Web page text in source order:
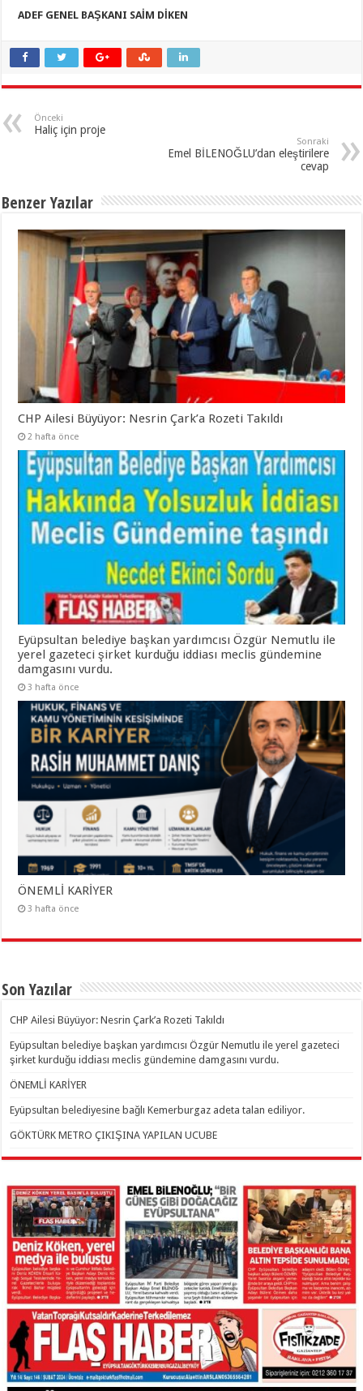
ADEF GENEL BAŞKANI SAİM DİKEN
Önceki
Haliç için proje
Sonraki
Emel BİLENOĞLU’dan eleştirilere
cevap
Benzer Yazılar
CHP Ailesi Büyüyor: Nesrin Çark’a Rozeti Takıldı
2 hafta önce
Eyüpsultan belediye başkan yardımcısı Özgür Nemutlu ile
yerel gazeteci şirket kurduğu iddiası meclis gündemine
damgasını vurdu.
3 hafta önce
ÖNEMLİ KARİYER
3 hafta önce
Son Yazılar
CHP Ailesi Büyüyor: Nesrin Çark’a Rozeti Takıldı
Eyüpsultan belediye başkan yardımcısı Özgür Nemutlu ile yerel gazeteci
şirket kurduğu iddiası meclis gündemine damgasını vurdu.
ÖNEMLİ KARİYER
Eyüpsultan belediyesine bağlı Kemerburgaz adeta talan ediliyor.
GÖKTÜRK METRO ÇIKIŞINA YAPILAN UCUBE